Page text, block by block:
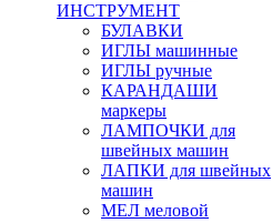
ИНСТРУМЕНТ
БУЛАВКИ
ИГЛЫ машинные
ИГЛЫ ручные
КАРАНДАШИ
маркеры
ЛАМПОЧКИ для
швейных машин
ЛАПКИ для швейных
машин
МЕЛ меловой